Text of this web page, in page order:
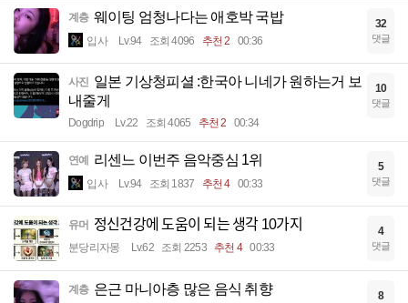
계층 웨이팅 엄청나다는 애호박 국밥
입사 Lv.94 조회 4096 추천 2 00:36
32
댓글
사진 일본 기상청피셜 :한국아 니네가 원하는거 보
내줄게
Dogdrip Lv.22 조회 4065 추천 2 00:34
10
댓글
연예 리센느 이번주 음악중심 1위
입사 Lv.94 조회 1837 추천 4 00:33
5
댓글
유머 정신건강에 도움이 되는 생각 10가지
분당리자몽 Lv.62 조회 2253 추천 4 00:33
4
댓글
계층 은근 마니아층 많은 음식 취향 8